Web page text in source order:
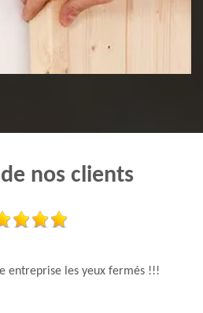
nos clients
entreprise les yeux fermés !!!